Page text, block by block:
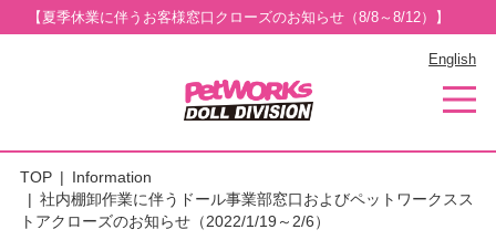
【夏季休業に伴うお客様窓口クローズのお知らせ（8/8～8/12）】
English
TOP
Information
社内棚卸作業に伴うドール事業部窓口およびペットワークスス
トアクローズのお知らせ（2022/1/19～2/6）